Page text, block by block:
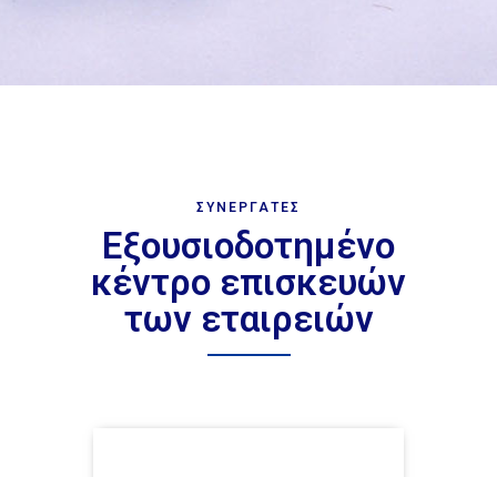
ΣΥΝΕΡΓΑΤΕΣ
Εξουσιοδοτημένο
κέντρο επισκευών
των εταιρειών